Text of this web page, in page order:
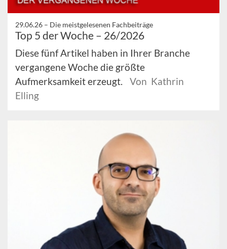
29.06.26 – Die meistgelesenen Fachbeiträge
Top 5 der Woche – 26/2026
Diese fünf Artikel haben in Ihrer Branche
vergangene Woche die größte
Aufmerksamkeit erzeugt.
Von Kathrin
Elling